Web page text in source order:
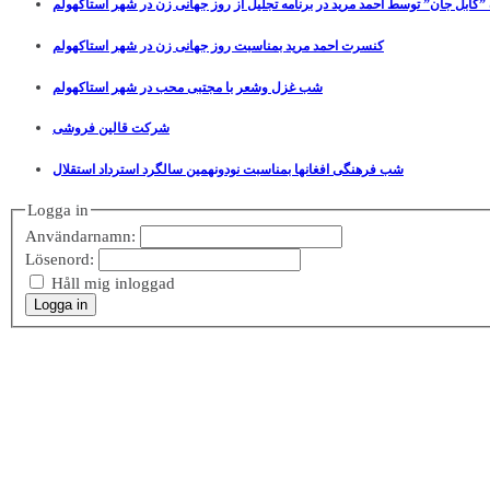
”کابل جان” توسط احمد مرید در برنامه تجلیل از روز جهانی زن در شهر استاکهولم
کنسرت احمد مرید بمناسبت روز جهانی زن در شهر استاکهولم
شب غزل وشعر با مجتبی محب در شهر استاکهولم
شرکت قالین فروشی
شب فرهنگی افغانها بمناسبت نودونهمین سالگرد استرداد استقلال
Logga in
Användarnamn:
Lösenord:
Håll mig inloggad
Logga in